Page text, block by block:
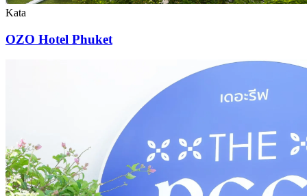
Kata
OZO Hotel Phuket